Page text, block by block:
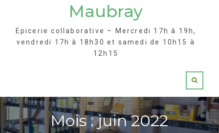
Maubray
Epicerie collaborative – Mercredi 17h à 19h,
vendredi 17h à 18h30 et samedi de 10h15 à
12h15
Mois : juin 2022